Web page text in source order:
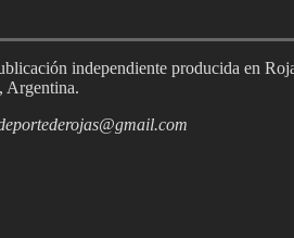
independiente producida en
Argentina.